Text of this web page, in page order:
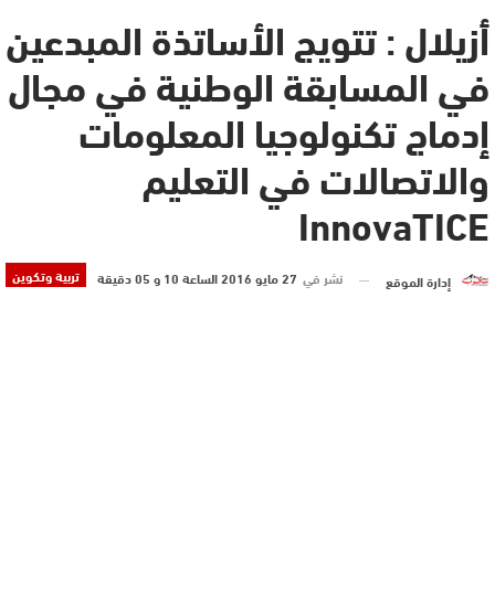
أزيلال : تتويج الأساتذة المبدعين
في المسابقة الوطنية في مجال
إدماج تكنولوجيا المعلومات
والاتصالات في التعليم
InnovaTICE
تربية وتكوين إدارة الموقع نشر في 27 مايو 2016 الساعة 10 و 05 دقيقة